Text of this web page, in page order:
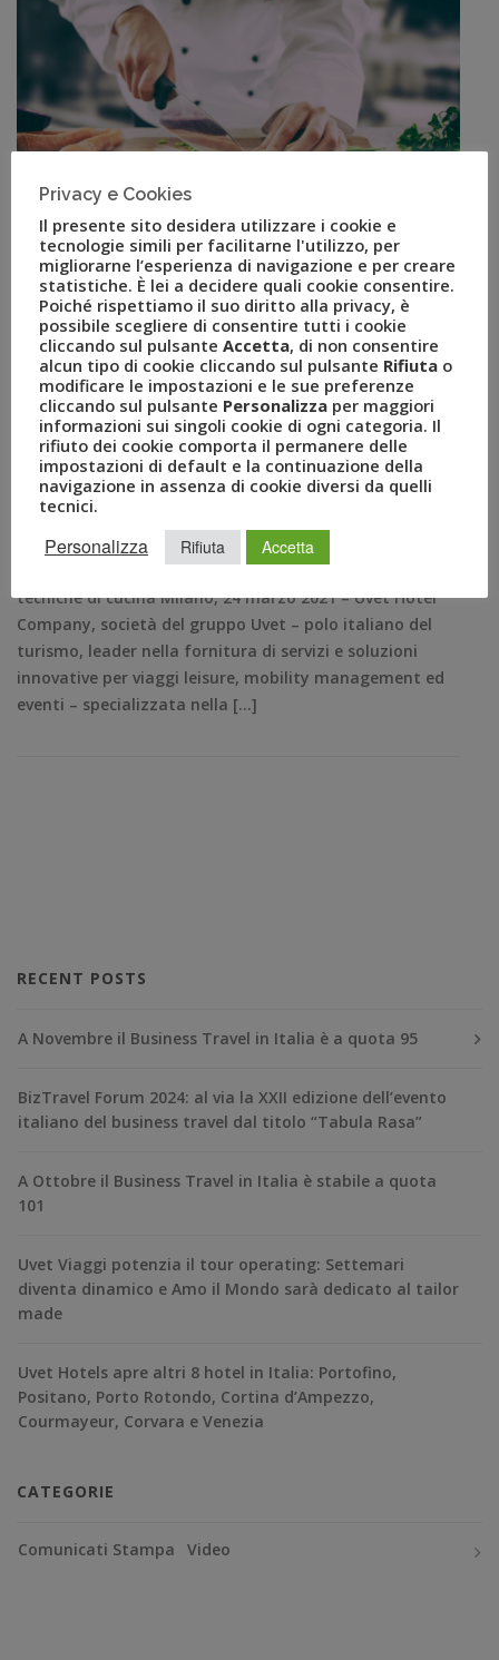
Al via la special academy per
gli excecutive chef dei resort
di Uvet Hotel Company
MAR 24, 2021
AMEZZULLO
BEPPE PELLEGRINO,CHEF,GRUPPO UVET,
SPECIAL ACADEMY TIZIANO ROSSETTI,UHC,UVET ,
UVET HOTEL COMPANY
COMUNICATI STAMPA
Lo chef stellato Tiziano Rossetti terrà il corso di alta
specializzazione in cui insegnerà nuove ed esclusive
tecniche di cucina Milano, 24 marzo 2021 – Uvet Hotel
Company, società del gruppo Uvet – polo italiano del
turismo, leader nella fornitura di servizi e soluzioni
innovative per viaggi leisure, mobility management ed
eventi – specializzata nella […]
RECENT POSTS
A Novembre il Business Travel in Italia è a quota 95
BizTravel Forum 2024: al via la XXII edizione dell’evento
italiano del business travel dal titolo “Tabula Rasa”
A Ottobre il Business Travel in Italia è stabile a quota
101
Uvet Viaggi potenzia il tour operating: Settemari
diventa dinamico e Amo il Mondo sarà dedicato al tailor
made
Uvet Hotels apre altri 8 hotel in Italia: Portofino,
Positano, Porto Rotondo, Cortina d’Ampezzo,
Courmayeur, Corvara e Venezia
CATEGORIE
Comunicati Stampa Video
Privacy e Cookies
Il presente sito desidera utilizzare i cookie e
tecnologie simili per facilitarne l'utilizzo, per
migliorarne l’esperienza di navigazione e per creare
statistiche. È lei a decidere quali cookie consentire.
Poiché rispettiamo il suo diritto alla privacy, è
possibile scegliere di consentire tutti i cookie
cliccando sul pulsante Accetta, di non consentire
alcun tipo di cookie cliccando sul pulsante Rifiuta o
modificare le impostazioni e le sue preferenze
cliccando sul pulsante Personalizza per maggiori
informazioni sui singoli cookie di ogni categoria. Il
rifiuto dei cookie comporta il permanere delle
impostazioni di default e la continuazione della
navigazione in assenza di cookie diversi da quelli
tecnici.
Personalizza Rifiuta Accetta